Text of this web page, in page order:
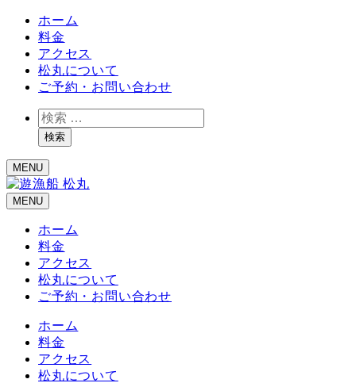
ホーム
料金
アクセス
松丸について
ご予約・お問い合わせ
検
索検索
MENU
MENU
ホーム
料金
アクセス
松丸について
ご予約・お問い合わせ
ホーム
料金
アクセス
松丸について